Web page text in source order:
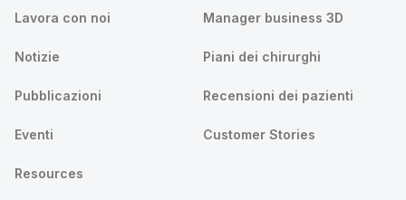
Lavora con noi
Notizie
Pubblicazioni
Eventi
Resources
Manager business 3D
Piani dei chirurghi
Recensioni dei pazienti
Customer Stories